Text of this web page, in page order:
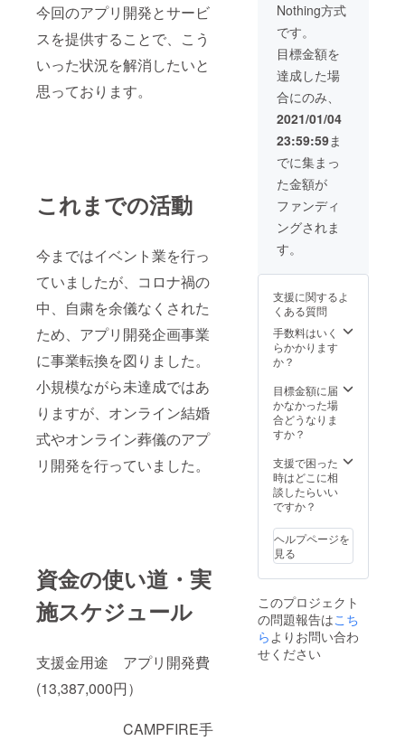
今回のアプリ開発とサービ
スを提供することで、こう
いった状況を解消したいと
思っております。
これまでの活動
今まではイベント業を行っ
ていましたが、コロナ禍の
中、自粛を余儀なくされた
ため、アプリ開発企画事業
に事業転換を図りました。
小規模ながら未達成ではあ
りますが、オンライン結婚
式やオンライン葬儀のアプ
リ開発を行っていました。
資金の使い道・実
施スケジュール
支援金用途 アプリ開発費
(13,387,000円）
CAMPFIRE手
用でき
イント
を付与
させて
頂きま
す。 ※
支援
時、必
ず備考
欄にご
希望の
お名前
をご記
入下さ
メール
ます。
さらに
アプリ
のHP内
に支援
して頂
いた方
（法
人）の
お名前
を掲出
させて
頂くと
内で食
して使
用でき
るソク
ナビポ
イント
させて
頂きま
す。 ※
支援
ず備考
欄にご
希望の
お名前
入下さ
い。
Nothing方式
です。
目標金額を
達成した場
合にのみ、
2021/01/04
23:59:59ま
でに集まっ
た金額が
ファンディ
ングされま
す。
支援に関するよ
くある質問
手数料はいく
らかかります
か？
目標金額に届
かなかった場
合どうなりま
すか？
支援で困った
時はどこに相
談したらいい
ですか？
ヘルプページを
見る
このプロジェクト
の問題報告はこち
らよりお問い合わ
せください